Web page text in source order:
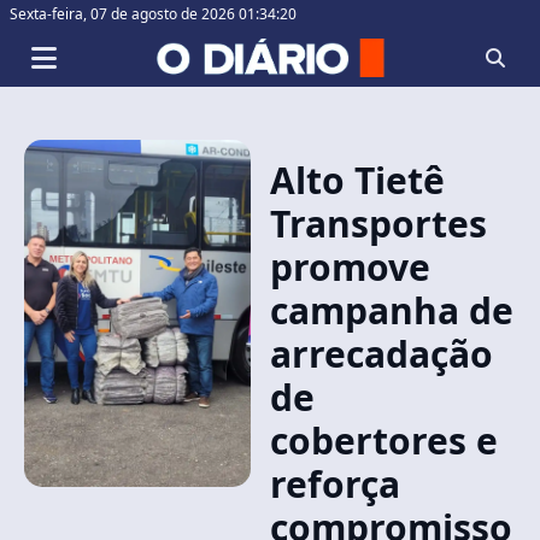
Sexta-feira,07 de agosto de 2026 01:34:20
Alto Tietê
Transportes
promove
campanha de
arrecadação
de
cobertores e
reforça
compromisso